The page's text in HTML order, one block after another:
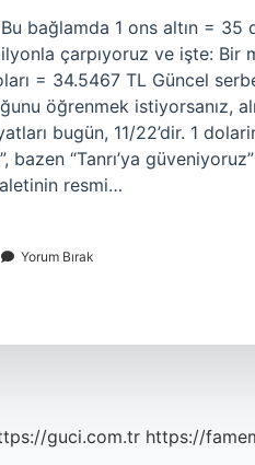
Bu bağlamda 1 ons altın =
çarpıyoruz ve işte:
= 34.5467 TL Güncel
öğrenmek istiyorsanız,
bugün, 11/22’dir. 1
bazen “Tanrı’ya
resmi…
Yorum Bırak
guci.com.tr https://